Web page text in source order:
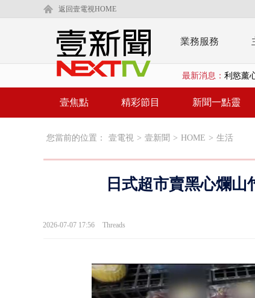
返回壹電視HOME
業務服務
最新消息： 利慾薰
早餐店
貨車鬼
白海豚
壹焦點 精彩節目 新聞一點靈
您當前的位置： 壹電視 > 壹新聞 > HOME > 生活
日式超市賣黑心爛山
2026-07-07 17:56 Threads